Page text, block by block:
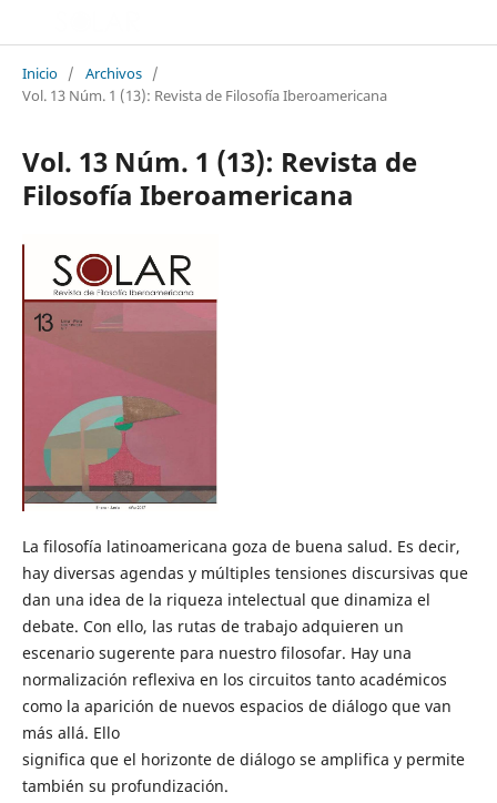
Inicio / Archivos /
Vol. 13 Núm. 1 (13): Revista de Filosofía Iberoamericana
Vol. 13 Núm. 1 (13): Revista de
Filosofía Iberoamericana
La filosofía latinoamericana goza de buena salud. Es decir,
hay diversas agendas y múltiples tensiones discursivas que
dan una idea de la riqueza intelectual que dinamiza el
debate. Con ello, las rutas de trabajo adquieren un
escenario sugerente para nuestro filosofar. Hay una
normalización reflexiva en los circuitos tanto académicos
como la aparición de nuevos espacios de diálogo que van
más allá. Ello
significa que el horizonte de diálogo se amplifica y permite
también su profundización.